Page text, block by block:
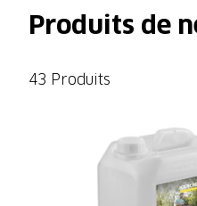
Produits de
43 Produits